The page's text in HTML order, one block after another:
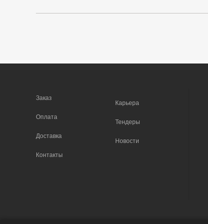
Заказ
Оплата
Доставка
Контакты
Карьера
Тендеры
Новости